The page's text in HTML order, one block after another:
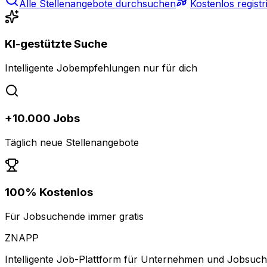
Alle Stellenangebote durchsuchen Kostenlos
KI-gestützte Suche
Intelligente Jobempfehlungen nur für dich
+10.000 Jobs
Täglich neue Stellenangebote
100% Kostenlos
Für Jobsuchende immer gratis
ZNAPP
Intelligente Job-Plattform für Unternehmen und